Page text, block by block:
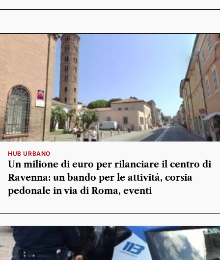
HUB URBANO
Un milione di euro per rilanciare il centro di
Ravenna: un bando per le attività, corsia
pedonale in via di Roma, eventi